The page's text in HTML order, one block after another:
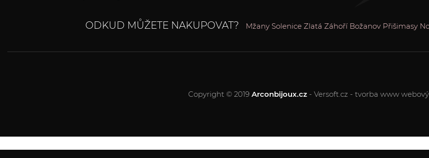
ODKUD MŮŽETE NAKUPOVAT? Mžany Solenice Zlatá Záhoří Božanov Přišimasy
Copyright © 2019 Arconbijoux.cz - Versoft.cz - tvorba www